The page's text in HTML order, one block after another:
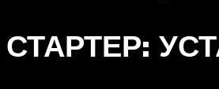
СТАРТЕР: